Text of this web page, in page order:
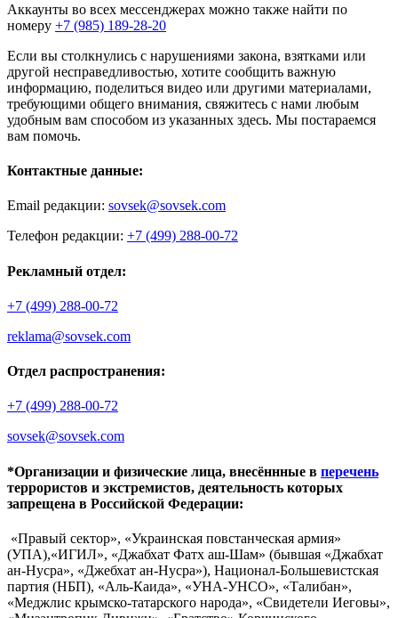
Аккаунты во всех мессенджерах можно также найти по
номеру +7 (985) 189-28-20
Если вы столкнулись с нарушениями закона, взятками или
другой несправедливостью, хотите сообщить важную
информацию, поделиться видео или другими материалами,
требующими общего внимания, свяжитесь с нами любым
удобным вам способом из указанных здесь. Мы постараемся
вам помочь.
Контактные данные:
Email редакции: sovsek@sovsek.com
Телефон редакции: +7 (499) 288-00-72
Рекламный отдел:
+7 (499) 288-00-72
reklama@sovsek.com
Отдел распространения:
+7 (499) 288-00-72
sovsek@sovsek.com
*Организации и физические лица, внесённные в перечень
террористов и экстремистов, деятельность которых
запрещена в Российской Федерации:
«Правый сектор», «Украинская повстанческая армия»
(УПА),«ИГИЛ», «Джабхат Фатх аш-Шам» (бывшая «Джабхат
ан-Нусра», «Джебхат ан-Нусра»), Национал-Большевистская
партия (НБП), «Аль-Каида», «УНА-УНСО», «Талибан»,
«Меджлис крымско-татарского народа», «Свидетели Иеговы»,